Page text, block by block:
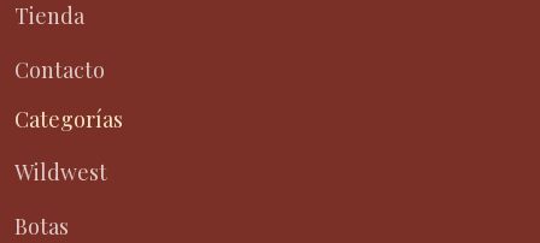
Tienda
Contacto
Categorías
Wildwest
Botas